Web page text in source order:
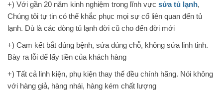
+) Với gần 20 năm kinh nghiệm trong lĩnh vực sửa tủ lạnh,
Chúng tôi tự tin có thể khắc phục mọi sự cố liên quan đến tủ
lạnh. Dù là các dòng tủ lạnh đời cũ cho đến đời mới
+) Cam kết bắt đúng bệnh, sửa đúng chỗ, không sửa linh tinh.
Bày ra lỗi để lấy tiền của khách hàng
+) Tất cả linh kiện, phụ kiện thay thế đều chính hãng. Nói không
với hàng giả, hàng nhái, hàng kém chất lượng